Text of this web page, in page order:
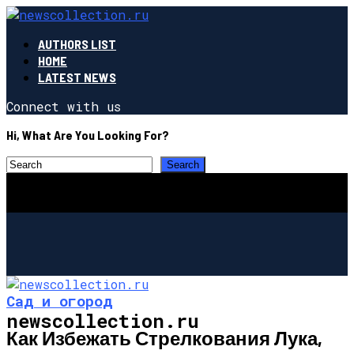
AUTHORS LIST
HOME
LATEST NEWS
Connect with us
Hi, What Are You Looking For?
newscollection.ru
Сад и огород
Как Избежать Стрелкования Лука,